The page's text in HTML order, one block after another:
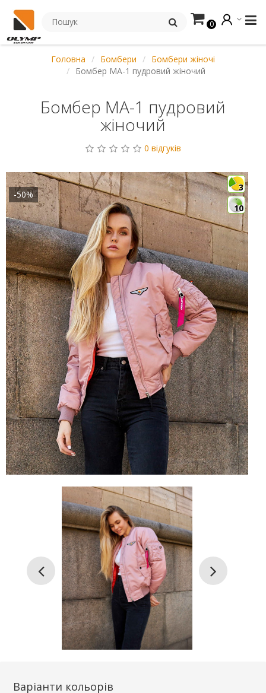
0
Головна Бомбери
Бомбери жіночі
Бомбер MA-1 пудровий жіночий
Бомбер MA-1 пудровий
жіночий
0 відгуків
-50%
3
10
Варіанти кольорів